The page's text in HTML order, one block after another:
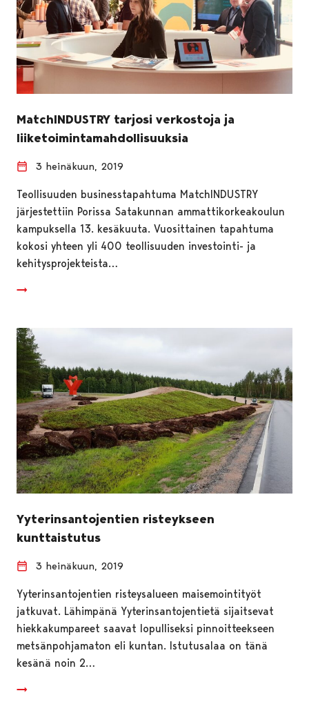
MatchINDUSTRY tarjosi verkostoja ja
liiketoimintamahdollisuuksia
3 heinäkuun, 2019
Teollisuuden businesstapahtuma MatchINDUSTRY
järjestettiin Porissa Satakunnan ammattikorkeakoulun
kampuksella 13. kesäkuuta. Vuosittainen tapahtuma
kokosi yhteen yli 400 teollisuuden investointi- ja
kehitysprojekteista…
Yyterinsantojentien risteykseen
kunttaistutus
3 heinäkuun, 2019
Yyterinsantojentien risteysalueen maisemointityöt
jatkuvat. Lähimpänä Yyterinsantojentietä sijaitsevat
hiekkakumpareet saavat lopulliseksi pinnoitteekseen
metsänpohjamaton eli kuntan. Istutusalaa on tänä
kesänä noin 2…